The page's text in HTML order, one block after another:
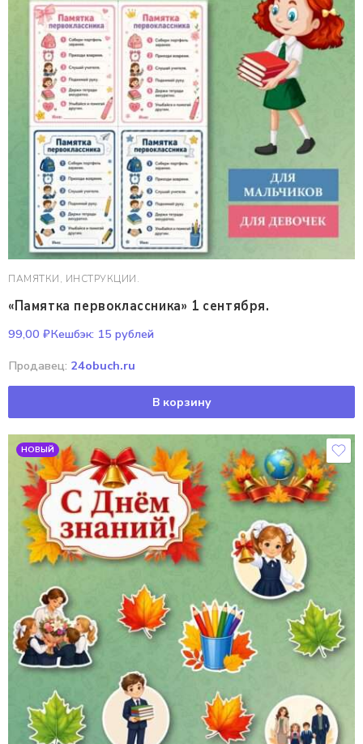
ПАМЯТКИ, ИНСТРУКЦИИ.
«Памятка первоклассника» 1 сентября.
99,00 ₽Кешбэк: 15 рублей
Продавец: 24obuch.ru
В корзину
НОВЫЙ